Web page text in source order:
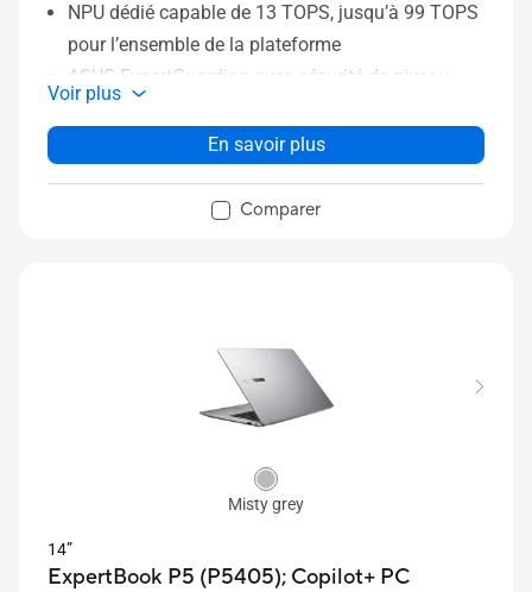
NPU dédié capable de 13 TOPS, jusqu’à 99 TOPS
pour l’ensemble de la plateforme
ASUS ExpertGuardian avec sécurité de niveau
entreprise
Configurations flexibles pour simplifier la gestion
Passeport numérique du produit pour
rafraîchissement de 144 Hz et luminosité de 400
Voir plus
En savoir plus
Comparer
Misty grey
14”
ExpertBook P5 (P5405); Copilot+ PC